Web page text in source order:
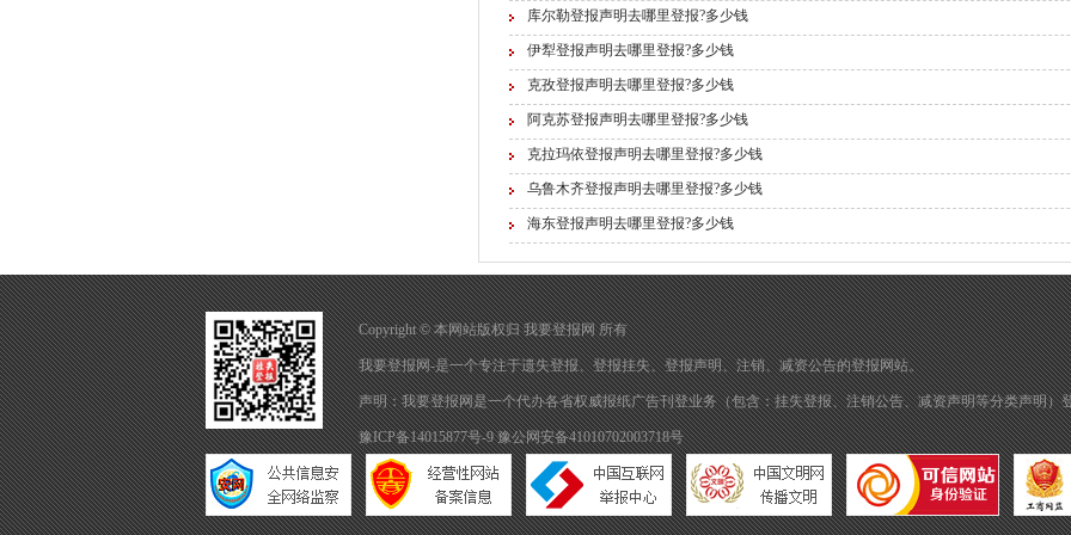
库尔勒登报声明去哪里登报?多少钱
伊犁登报声明去哪里登报?多少钱
克孜登报声明去哪里登报?多少钱
阿克苏登报声明去哪里登报?多少钱
克拉玛依登报声明去哪里登报?多少钱
乌鲁木齐登报声明去哪里登报?多少钱
海东登报声明去哪里登报?多少钱
Copyright © 本网站版权归 我要登报网 所有
我要登报网-是一个专注于遗失登报、登报挂失、登报声明、注销、减资公告的登报网站。
声明：我要登报网是一个代办各省权威报纸广告刊登业务（包含：挂失登报、注销公告、减资声明等分类声明）
豫ICP备14015877号-9 豫公网安备41010702003718号